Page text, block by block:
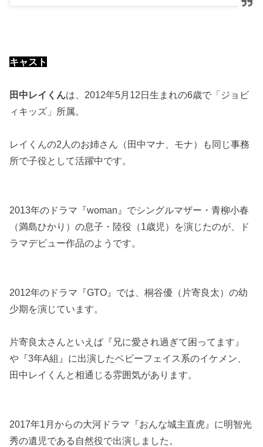
キャスト
田中レイくんは、2012年5月12日生まれの6歳で「ジョビ
ィキッズ」所属。
レイくんの2人のお姉さん（田中マナ、モナ）も同じ事務
所で子役として活躍中です。
2013年のドラマ『woman』でシングルマザー・青柳小春
（満島ひかり）の息子・陸役（1歳児）を演じたのが、ド
ラマデビュー作品のようです。
2012年のドラマ『GTO』では、桐谷優（片寄良太）の幼
少期を演じています。
片寄良太さんといえば『兄に愛され過ぎて困ってます』
や『3年A組』に出演したベビーフェイス系のイケメン、
田中レイくんと相通じる雰囲気があります。
2017年1月からの大河ドラマ『おんな城主直虎』に明智光
秀の遺児である自然役で出演しました。